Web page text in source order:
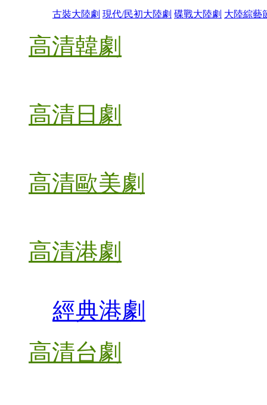
古裝大陸劇 現代/民初大陸劇 碟戰大陸劇 大陸綜藝
高清韓劇
高清日劇
高清歐美劇
高清港劇
經典港劇
高清台劇